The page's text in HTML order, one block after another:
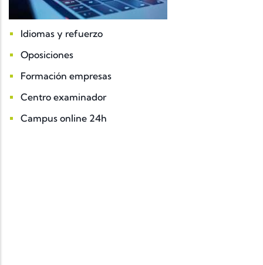
Idiomas y refuerzo
Oposiciones
Formación empresas
Centro examinador
Campus online 24h